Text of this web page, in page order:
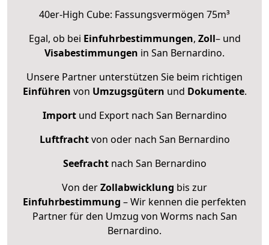
40er-High Cube: Fassungsvermögen 75m³
Egal, ob bei Einfuhrbestimmungen, Zoll– und
Visabestimmungen in San Bernardino.
Unsere Partner unterstützen Sie beim richtigen
Einführen von Umzugsgütern und Dokumente.
Importund Export nach San Bernardino
Luftfrachtvon oder nach San Bernardino
Seefrachtnach San Bernardino
Von derZollabwicklung bis zur
Einfuhrbestimmung – Wir kennen die perfekten
Partner für den Umzug von Worms nach San
Bernardino.